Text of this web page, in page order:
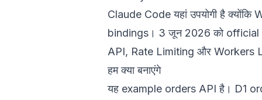
Claude Code यहां उपयोगी है
bindings। 3 जून 2026 को official
API, Rate Limiting और Workers
हम क्या बनाएंगे
यह example orders API है। D1